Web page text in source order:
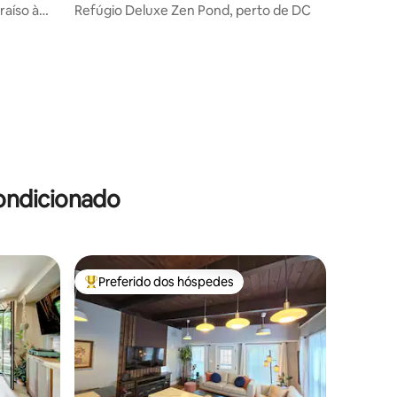
à
Refúgio Deluxe Zen Pond, perto de DC
hóspedes Entre os melhores preferidos dos hóspedes
Preferido dos hóspedes